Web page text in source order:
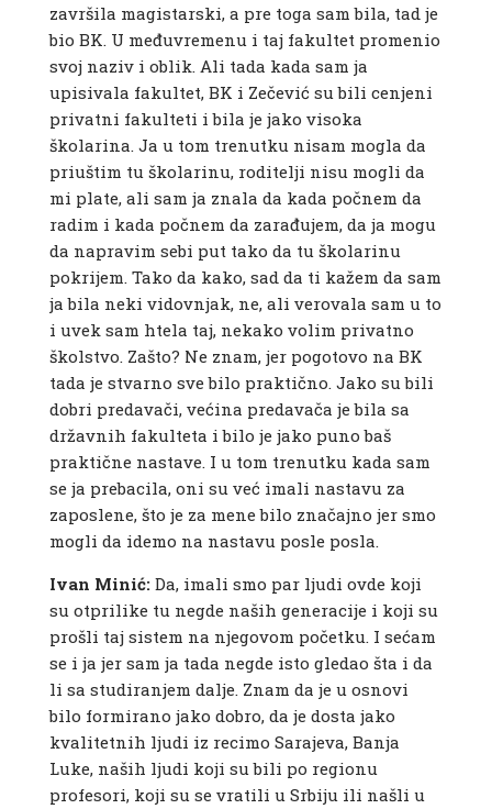
završila magistarski, a pre toga sam bila, tad je
bio BK. U međuvremenu i taj fakultet promenio
svoj naziv i oblik. Ali tada kada sam ja
upisivala fakultet, BK i Zečević su bili cenjeni
privatni fakulteti i bila je jako visoka
školarina. Ja u tom trenutku nisam mogla da
priuštim tu školarinu, roditelji nisu mogli da
mi plate, ali sam ja znala da kada počnem da
radim i kada počnem da zarađujem, da ja mogu
da napravim sebi put tako da tu školarinu
pokrijem. Tako da kako, sad da ti kažem da sam
ja bila neki vidovnjak, ne, ali verovala sam u to
i uvek sam htela taj, nekako volim privatno
školstvo. Zašto? Ne znam, jer pogotovo na BK
tada je stvarno sve bilo praktično. Jako su bili
dobri predavači, većina predavača je bila sa
državnih fakulteta i bilo je jako puno baš
praktične nastave. I u tom trenutku kada sam
se ja prebacila, oni su već imali nastavu za
zaposlene, što je za mene bilo značajno jer smo
mogli da idemo na nastavu posle posla.
Ivan Minić: Da, imali smo par ljudi ovde koji
su otprilike tu negde naših generacije i koji su
prošli taj sistem na njegovom početku. I sećam
se i ja jer sam ja tada negde isto gledao šta i da
li sa studiranjem dalje. Znam da je u osnovi
bilo formirano jako dobro, da je dosta jako
kvalitetnih ljudi iz recimo Sarajeva, Banja
Luke, naših ljudi koji su bili po regionu
profesori, koji su se vratili u Srbiju ili našli u